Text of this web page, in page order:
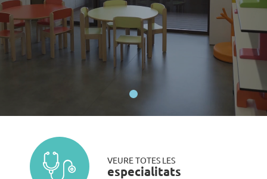
VEURE TOTES LES
especialitats